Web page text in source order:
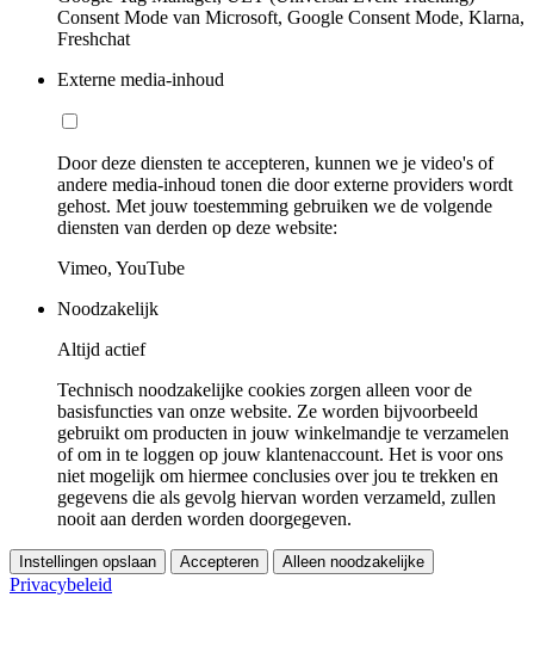
Consent Mode van Microsoft, Google Consent Mode, Klarna,
Freshchat
Externe media-inhoud
Door deze diensten te accepteren, kunnen we je video's of
andere media-inhoud tonen die door externe providers wordt
gehost. Met jouw toestemming gebruiken we de volgende
diensten van derden op deze website:
Vimeo, YouTube
Noodzakelijk
Altijd actief
Technisch noodzakelijke cookies zorgen alleen voor de
basisfuncties van onze website. Ze worden bijvoorbeeld
gebruikt om producten in jouw winkelmandje te verzamelen
of om in te loggen op jouw klantenaccount. Het is voor ons
niet mogelijk om hiermee conclusies over jou te trekken en
gegevens die als gevolg hiervan worden verzameld, zullen
nooit aan derden worden doorgegeven.
Instellingen opslaan Accepteren Alleen noodzakelijke
Privacybeleid